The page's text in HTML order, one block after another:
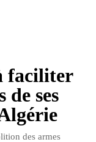
faciliter
de ses
des armes